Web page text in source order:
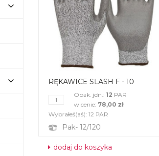
RĘKAWICE SLASH F - 10
Opak. jdn.: 12 PAR
w cenie: 78,00 zł
Wybrałeś(aś): 12 PAR
Pak- 12/120
dodaj do koszyka